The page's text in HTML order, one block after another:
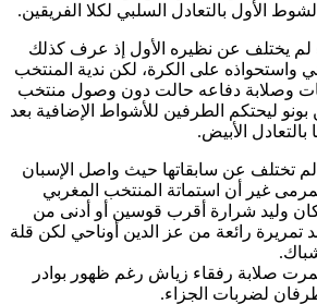
الأول بالتعادل السلبي لكلا الفريقين.
لم يختلف عن نظيره الأول إذ عرف كذلك
واستحواذه على الكرة، لكن ندية المنتخب
وصلابة دفاعه حالت دون وصول منتخب
ليحتكم الطرفين للأشواط الإضافية بعد
بالتعادل الأبيض.
لم تختلف عن سابقاتها حيث واصل الإسبان
غير أن استماتة المنتخب المغربي
وليد شرارة أقرب قوسين أو أدنى من
رائعة من عز الدين أوناحي لكن قلة
صلابة رفقاء زياش رغم ظهور بوادر
لضربات الجزاء.